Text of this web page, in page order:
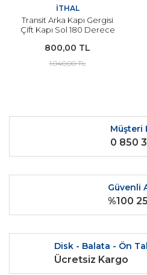
İTHAL
Transit Arka Kapı Gergisi
Çift Kapı Sol 180 Derece
Arası Modeller İçin İTHAL
800,00 TL
1.040,00 TL
Müşteri
0 850
Güvenli
%100
Disk - Balata - Ön
Ücretsiz Kargo